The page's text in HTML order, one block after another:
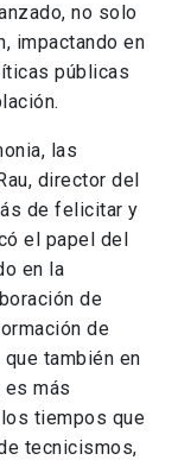
no solo
impactando en
públicas
las
director del
de felicitar y
el papel del
en la
de
de
también en
es más
tiempos que
tecnicismos,